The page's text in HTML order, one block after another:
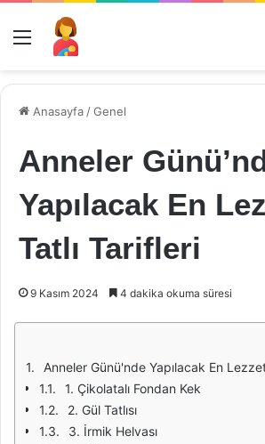
Menü
Anasayfa /Genel
Anneler
Yapılacak En
Tatlı Tarifleri
9 Kasım 2024 4 dakika okuma süresi
Anneler Günü'nde Yapılacak En
1. Çikolatalı Fondan Kek
2. Gül Tatlısı
3. İrmik Helvası